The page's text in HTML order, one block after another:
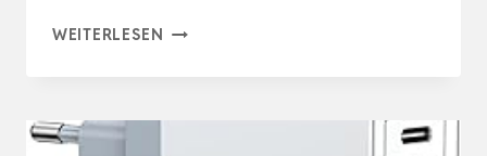
WEITERLESEN USB